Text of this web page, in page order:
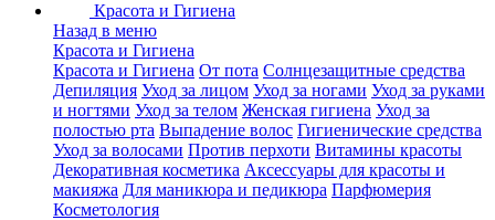
Красота и Гигиена
Назад в меню
Красота и Гигиена
Красота и Гигиена От пота Солнцезащитные средства
Депиляция Уход за лицом Уход за ногами Уход за руками
и ногтями Уход за телом Женская гигиена Уход за
полостью рта Выпадение волос Гигиенические средства
Уход за волосами Против перхоти Витамины красоты
Декоративная косметика Аксессуары для красоты и
макияжа Для маникюра и педикюра Парфюмерия
Косметология